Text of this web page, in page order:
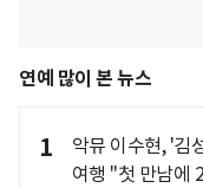
연예 많이 본 뉴스
1
악뮤 이수현, '김
여행 "첫 만남에